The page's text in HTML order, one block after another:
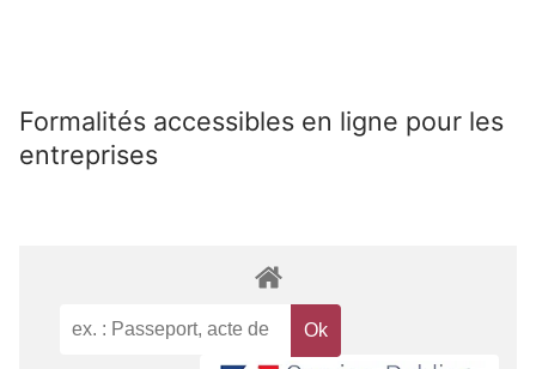
Formalités accessibles en ligne pour les
entreprises